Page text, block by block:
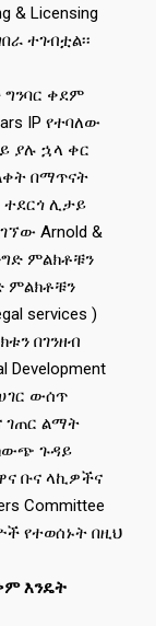
& Licensing
ተገብቷል፡፡
ግንባር ቀደም
IP የተባለው
ያሉ ኋላ ቀር
በማጥናት
ሊታይ
Arnold &
ምልክቶቹን
ምልክቶቹን
services )
በገንዘብ
Development
ውሰጥ
ገጠር ልማት
ጉዳይ
ቡና ላኪዎችና
Committee
የተወሰኑት በዚህ
እንዴት